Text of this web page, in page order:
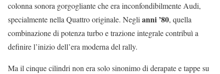
colonna sonora gorgogliante che era inconfondibilmente Audi,
specialmente nella Quattro originale. Neglianni ’80, quella
combinazione di potenza turbo e trazione integrale contribuì a
definire l’inizio dell’era moderna del rally.
Ma il cinque cilindri non era solo sinonimo di derapate e tappe su